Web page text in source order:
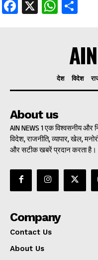
Facebook
X
देश विदेश
About us
AIN NEWS 1 एक विश्वसनीय और
विदेश, राजनीति, व्यापार, खेल,
और सटीक खबरें प्रदान करता है।
Company
Contact Us
About Us